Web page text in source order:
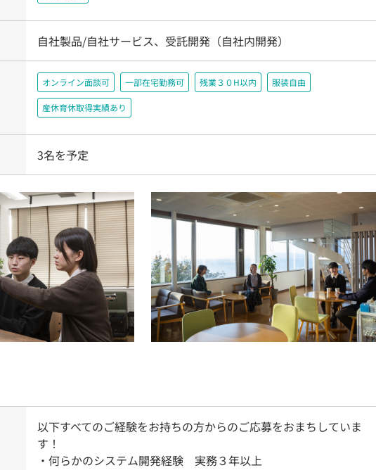
自社製品/自社サービス、受託開発（自社内開発）
オンライン面談可 一部在宅勤務可 残業３０H以内 服装自由
産休育休取得実績あり
3名を予定
以下すべてのご経験をお持ちの方からのご応募をおまちしていま
す！
・何らかのシステム開発経験 実務３年以上